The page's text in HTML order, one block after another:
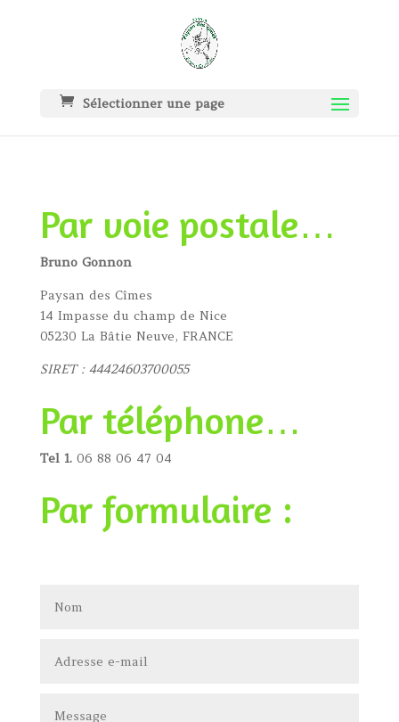
Sélectionner une page
Par voie postale…
Bruno Gonnon
Paysan des Cîmes
14 Impasse du champ de Nice
05230 La Bâtie Neuve, FRANCE
SIRET : 44424603700055
Par téléphone…
Tel 1.06 88 06 47 04
Par formulaire :